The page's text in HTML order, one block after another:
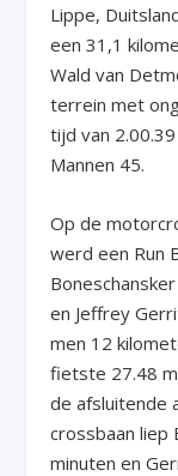
Lippe,
een 31,1
Wald van
terrein met
tijd van
Mannen 45.
Op de
werd een Run
en Jeffrey
men 12
fietste 27.48
de afsluitende
crossbaan liep
minuten en